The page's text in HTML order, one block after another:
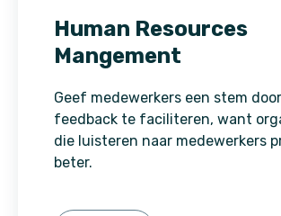
Human Resources
Mangement
Geef medewerkers een stem door
feedback te faciliteren, want
die luisteren naar medewerkers
beter.